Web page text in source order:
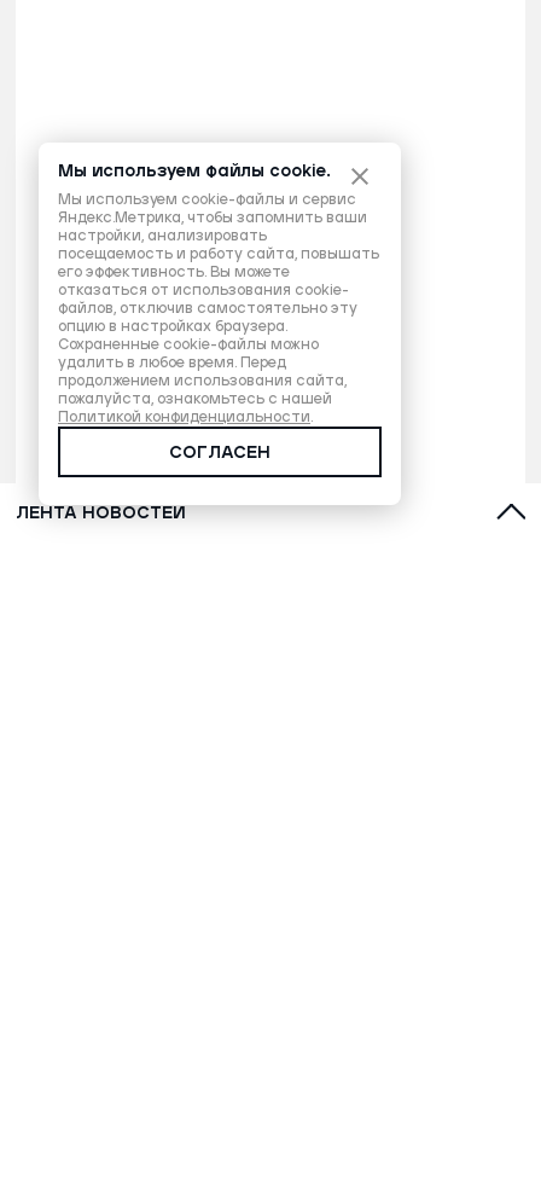
ЛЕНТА НОВОСТЕЙ
Мы используем файлы cookie.
Мы используем cookie-файлы и сервис
Яндекс.Метрика, чтобы запомнить ваши
настройки, анализировать
посещаемость и работу сайта, повышать
его эффективность. Вы можете
отказаться от использования cookie-
файлов, отключив самостоятельно эту
опцию в настройках браузера.
Сохраненные cookie-файлы можно
удалить в любое время. Перед
продолжением использования сайта,
пожалуйста, ознакомьтесь с нашей
Политикой конфиденциальности.
СОГЛАСЕН